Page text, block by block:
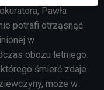
Pawła
potrafi otrząsnąć
w
obozu letniego.
śmierć zdaje
może w